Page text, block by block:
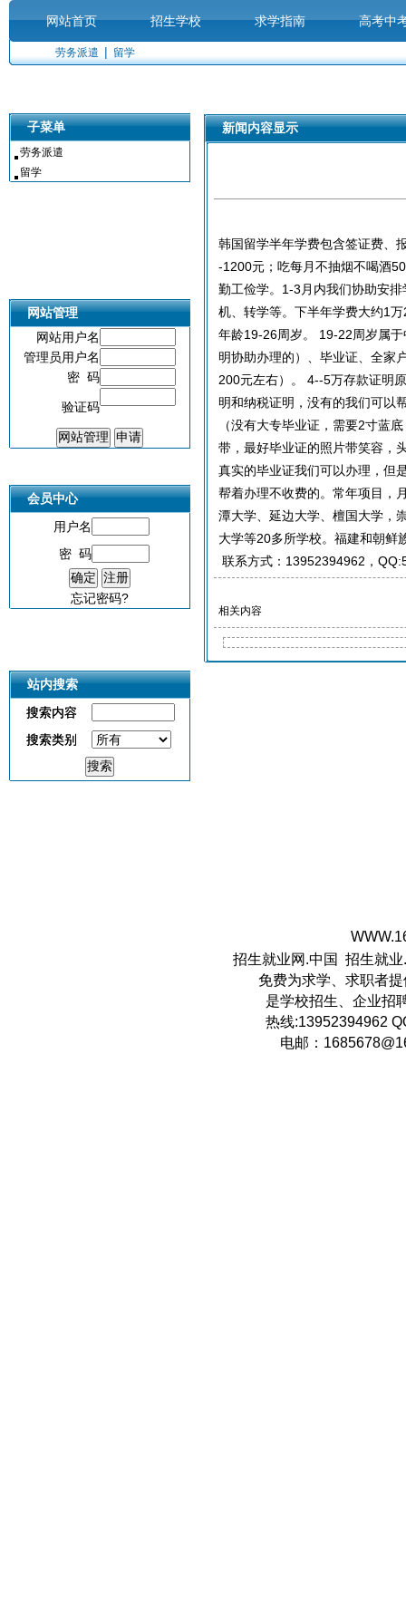
网站首页
|
招生学校
|
求学指南
|
高考中
|
| | | |
劳务派遣 | 留学
中国招生就业网
子菜单
劳务派遣
留学
新闻内容显示
韩国留学半年学费包含签证费、
-1200元；吃每月不抽烟不喝酒
勤工俭学。1-3月内我们协助安
机、转学等。下半年学费大约1
年龄19-26周岁。 19-22周岁属
明协助办理的）、毕业证、全家
200元左右）。 4--5万存款证明
明和纳税证明，没有的我们可以
（没有大专毕业证，需要2寸蓝
带，最好毕业证的照片带笑容，
真实的毕业证我们可以办理，但
帮着办理不收费的。常年项目，
潭大学、延边大学、檀国大学，
大学等20多所学校。福建和朝鲜
联系方式：13952394962，
相关内容
网站管理
网站用户名
管理员用户名
密 码
验证码
会员中心
用户名
密 码
忘记密码?
站内搜索
搜索内容
搜索类别
站内搜索
搜索内容
搜索类别
招生就业网.中国 招生就
免费为求学、求职者提供
是学校招生、企业招聘
热线:13952394962
电邮：